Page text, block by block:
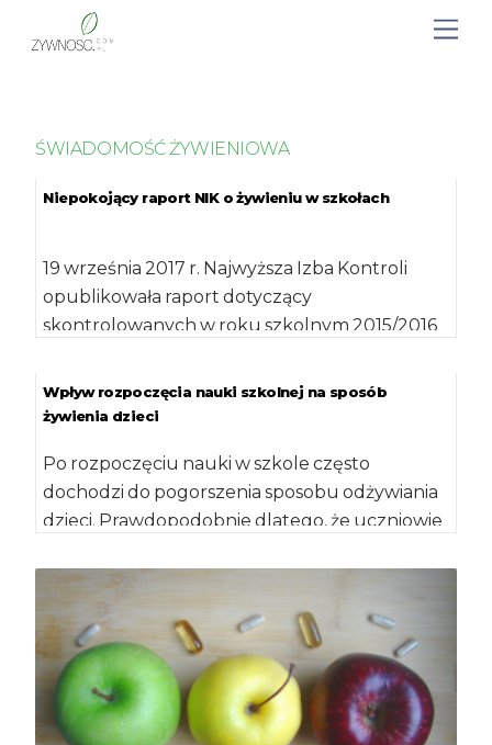
ŚWIADOMOŚĆ ŻYWIENIOWA
Niepokojący raport NIK o żywieniu w szkołach
19 września 2017 r. Najwyższa Izba Kontroli
opublikowała raport dotyczący
skontrolowanych w roku szkolnym 2015/2016
Wpływ rozpoczęcia nauki szkolnej na sposób
żywienia dzieci
Po rozpoczęciu nauki w szkole często
dochodzi do pogorszenia sposobu odżywiania
dzieci. Prawdopodobnie dlatego, że uczniowie